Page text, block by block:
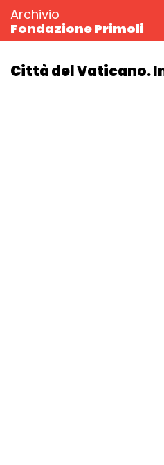
Archivio
Fondazione Primoli
Città del Vaticano.